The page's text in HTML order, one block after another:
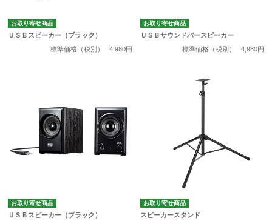
お取り寄せ商品
ＵＳＢスピーカー（ブラック）
標準価格（税別）
4,980円
お取り寄せ商品
ＵＳＢサウンドバースピーカー
標準価格（税別）
4,980円
お取り寄せ商品
ＵＳＢスピーカー（ブラック）
お取り寄せ商品
スピーカースタンド